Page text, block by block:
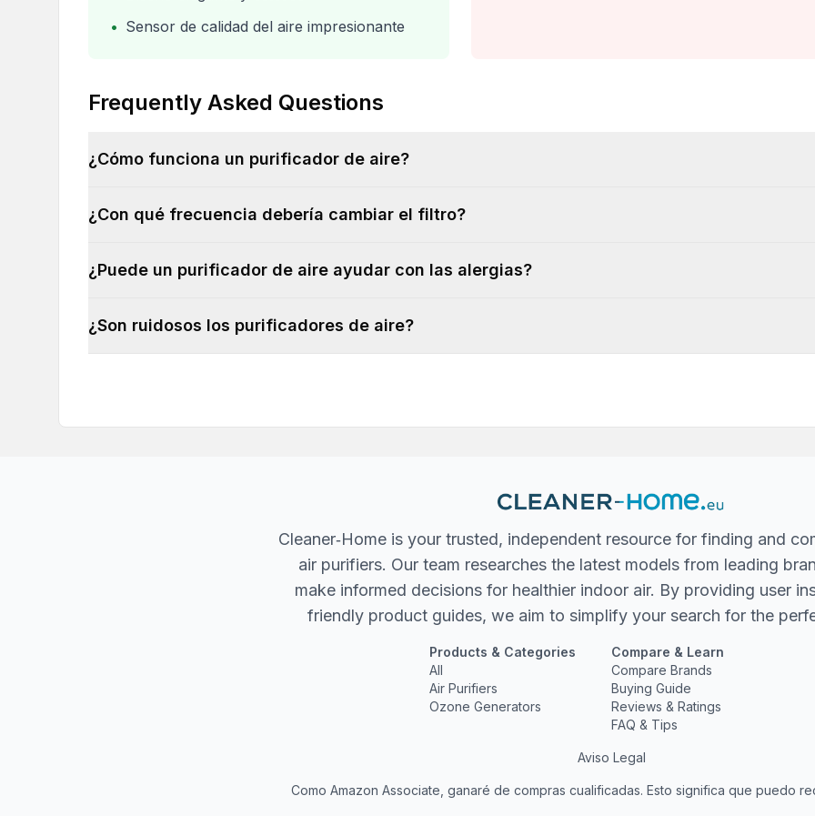
• Sensor de calidad del aire impresionante
Frequently Asked Questions
¿Cómo funciona un purificador de aire?
¿Con qué frecuencia debería cambiar el filtro?
¿Puede un purificador de aire ayudar con las alergias?
¿Son ruidosos los purificadores de aire?
Cleaner‐Home is your trusted, independent resource for finding and
air purifiers. Our team researches the latest models from leading
make informed decisions for healthier indoor air. By providing user
friendly product guides, we aim to simplify your search for the
Products & Categories
All
Air Purifiers
Ozone Generators
Compare & Learn
Compare Brands
Buying Guide
Reviews & Ratings
FAQ & Tips
Aviso Legal
Como Amazon Associate, ganaré de compras cualificadas. Esto significa que puedo